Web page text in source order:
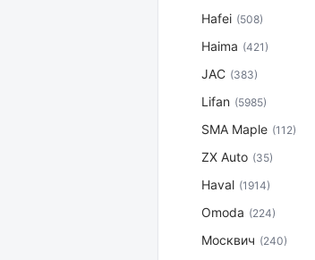
Hafei (508)
Haima (421)
JAC (383)
Lifan (5985)
SMA Maple (112)
ZX Auto (35)
Haval (1914)
Omoda (224)
Москвич (240)